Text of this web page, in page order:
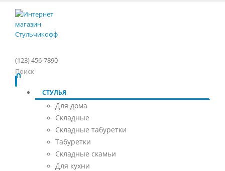
(123) 456-7890
Поиск
СТУЛЬЯ
Для дома
Складные
Складные табуретки
Табуретки
Складные скамьи
Для кухни